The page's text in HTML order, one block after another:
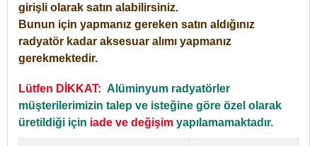
girişli olarak satın alabilirsiniz.
Bunun için yapmanız gereken satın aldığınız
radyatör kadar aksesuar alımı yapmanız
gerekmektedir.
Lütfen DİKKAT: Alüminyum radyatörler
müşterilerimizin talep ve isteğine göre özel olarak
üretildiği için iade ve değişim yapılamamaktadır.